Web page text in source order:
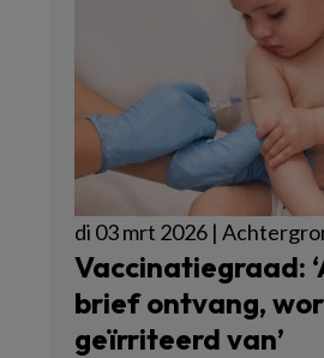
di 03 mrt 2026 |
Vaccinatiegraad:
brief ontvang,
geïrriteerd van’